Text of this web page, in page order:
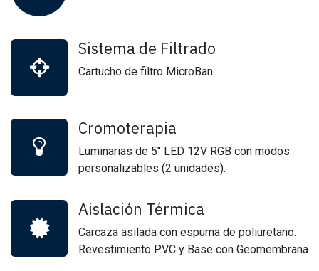
Sistema de Filtrado
Cartucho de filtro MicroBan
Cromoterapia
Luminarias de 5" LED 12V RGB con modos
personalizables (2 unidades).
Aislación Térmica
Carcaza asilada con espuma de poliuretano.
Revestimiento PVC y Base con Geomembrana